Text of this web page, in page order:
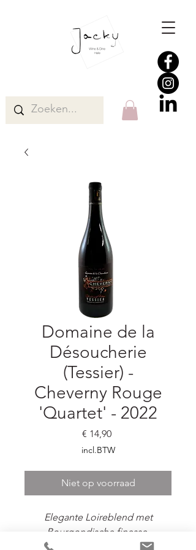
Domaine de la
Désoucherie
(Tessier) -
Cheverny Rouge
'Quartet' - 2022
€ 14,90Prijs
incl.BTW
Niet op voorraad
Elegante Loireblend met
Bourgondische finesse.